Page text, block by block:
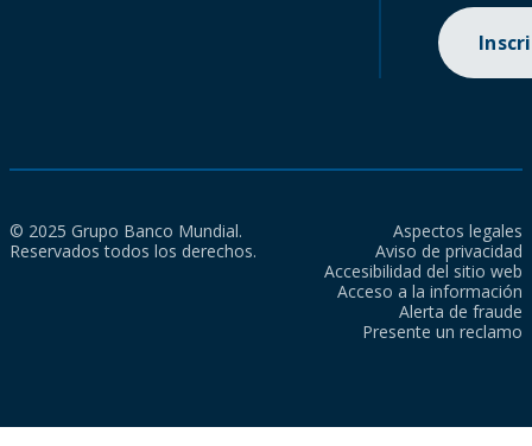
© 2025 Grupo Banco Mundial.
Reservados todos los derechos.
Aspectos legales
Aviso de privacidad
Accesibilidad del sitio web
Acceso a la información
Alerta de fraude
Presente un reclamo